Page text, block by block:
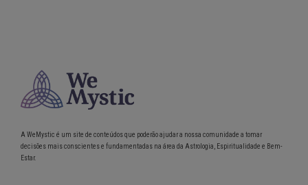
A WeMystic é um site de conteúdos que poderão ajudar a nossa comunidade a tomar
decisões mais conscientes e fundamentadas na área da Astrologia, Espiritualidade e Bem-
Estar.